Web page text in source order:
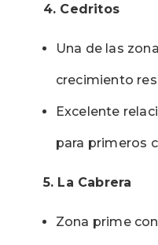
4. Cedritos
Una de las
crecimiento
Excelente
para primeros
5. La Cabrera
Zona prime